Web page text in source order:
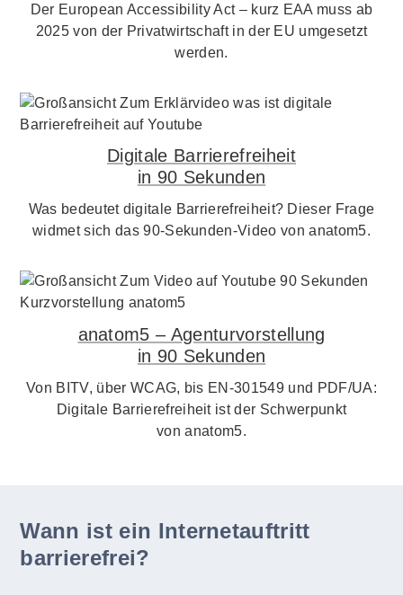
Der European Accessibility Act – kurz EAA muss ab
2025 von der Privatwirtschaft in der EU umgesetzt
werden.
Digitale Barrierefreiheit
in 90 Sekunden
Was bedeutet digitale Barrierefreiheit? Dieser Frage
widmet sich das 90-Sekunden-Video von anatom5.
anatom5 – Agenturvorstellung
in 90 Sekunden
Von BITV, über WCAG, bis EN-301549 und PDF/UA:
Digitale Barrierefreiheit ist der Schwerpunkt
von anatom5.
Wann ist ein Internetauftritt
barrierefrei?